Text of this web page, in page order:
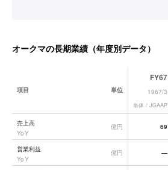
オークマの長期業績（年度別データ）
オークマ
項目 単位
FY67
1967/3
単体 / JGAAP
売上高
YoY
億円 69
営業利益
YoY
億円 —